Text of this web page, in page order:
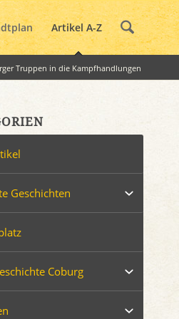
Artikel A-Z
Truppen in die Kampfhandlungen
Geschichten
Coburg